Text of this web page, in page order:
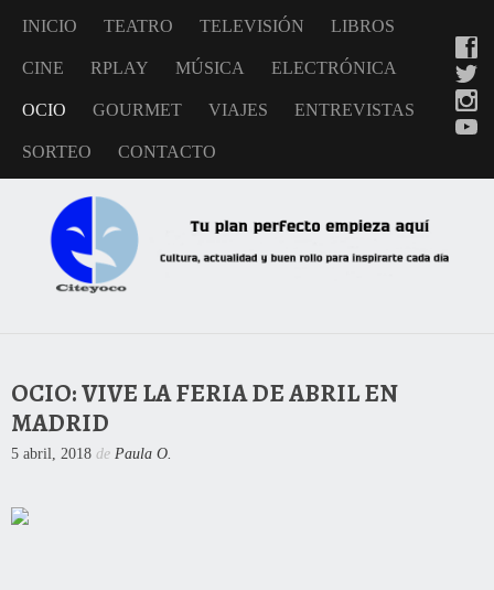
INICIO TEATRO TELEVISIÓN LIBROS
CINE RPLAY MÚSICA ELECTRÓNICA
OCIO GOURMET VIAJES ENTREVISTAS
SORTEO CONTACTO
OCIO: VIVE LA FERIA DE ABRIL EN
MADRID
5 abril, 2018 de Paula O.